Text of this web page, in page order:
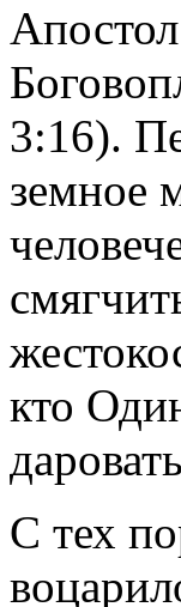
3:16).
земное
кто
С тех